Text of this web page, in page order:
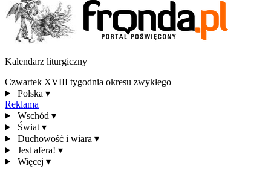
Kalendarz liturgiczny
Czwartek XVIII tygodnia okresu zwykłego
Polska ▾
Reklama
Wschód ▾
Świat ▾
Duchowość i wiara ▾
Jest afera! ▾
Więcej ▾